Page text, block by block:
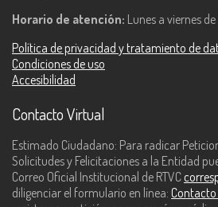
Horario de atención: Lunes a viernes
Política de privacidad y tratamiento de
Condiciones de uso
Accesibilidad
Contacto Virtual
Estimado Ciudadano: Para radicar
Solicitudes y Felicitaciones a la Entidad
Correo Oficial Institucional de RTVC
diligenciar el formulario en línea: Contacto